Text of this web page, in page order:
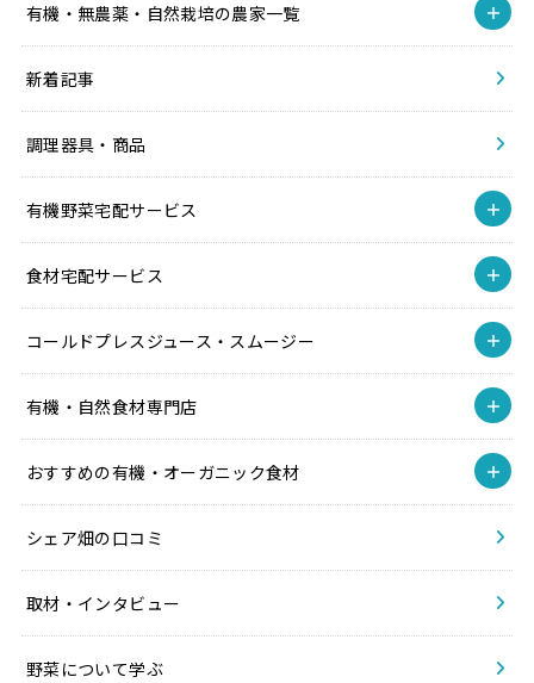
有機・無農薬・自然栽培の農家一覧
新着記事
調理器具・商品
有機野菜宅配サービス
食材宅配サービス
コールドプレスジュース・スムージー
有機・自然食材専門店
おすすめの有機・オーガニック食材
シェア畑の口コミ
取材・インタビュー
野菜について学ぶ